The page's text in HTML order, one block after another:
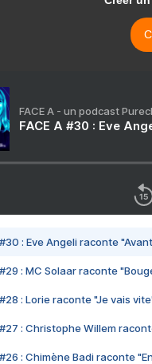
FACE A - un podcast
FACE A #30 : Eve
#30 : Eve Angeli raconte
#29 : MC Solaar raconte
#28 : Lorie raconte "Je vais
#27 : Christophe Willem
#26 : Chimène Badi raconte